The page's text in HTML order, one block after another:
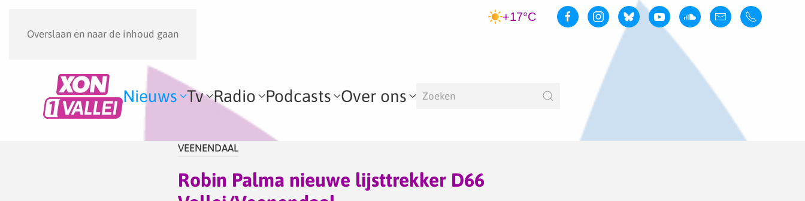
Overslaan en naar de inhoud gaan
+17°C
Nieuws Tv Radio Podcasts Over ons
VEENENDAAL
Robin Palma nieuwe lijsttrekker D66